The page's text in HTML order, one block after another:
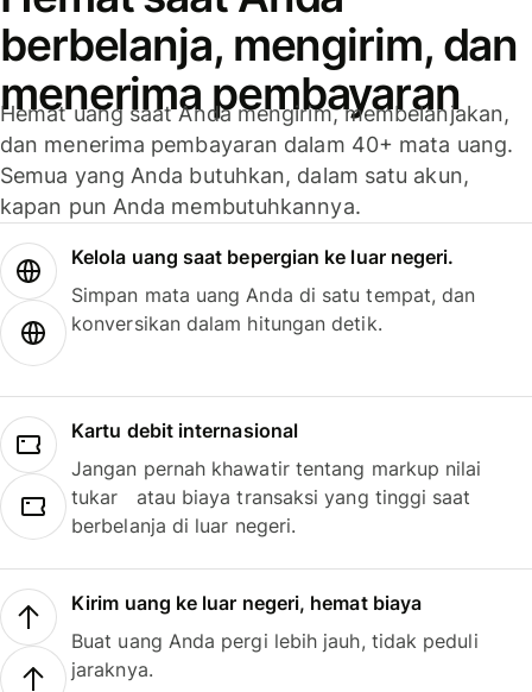
berbelanja, mengirim, dan
menerima pembayaran
Hemat uang saat Anda mengirim, membelanjakan,
dan menerima pembayaran dalam 40+ mata uang.
Semua yang Anda butuhkan, dalam satu akun,
kapan pun Anda membutuhkannya.
Kelola uang saat bepergian ke luar negeri.
Simpan mata uang Anda di satu tempat, dan
konversikan dalam hitungan detik.
Kartu debit internasional
Jangan pernah khawatir tentang markup nilai
tukar atau biaya transaksi yang tinggi saat
berbelanja di luar negeri.
Kirim uang ke luar negeri, hemat biaya
Buat uang Anda pergi lebih jauh, tidak peduli
jaraknya.